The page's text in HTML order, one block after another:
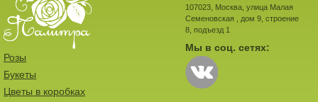
107023, Москва, улица Малая
Семеновская , дом 9, строение
8, подъезд 1
Мы в соц. сетях:
Розы
Букеты
Цветы в коробках